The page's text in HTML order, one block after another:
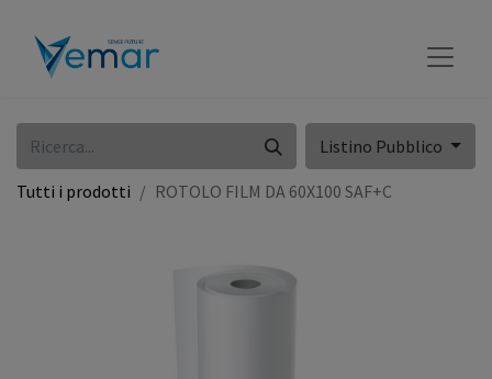
Listino Pubblico
Tutti i prodotti ROTOLO FILM DA 60X100 SAF+C